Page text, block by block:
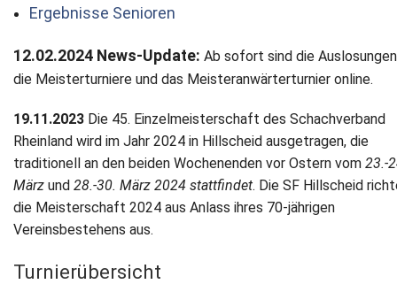
Ergebnisse Senioren
12.02.2024 News-Update: Ab sofort sind die
die Meisterturniere und das Meisteranwärterturnier online.
19.11.2023 Die 45. Einzelmeisterschaft des Schachverband
Rheinland wird im Jahr 2024 in Hillscheid ausgetragen, die
traditionell an den beiden Wochenenden vor Ostern vom 23.-
März und 28.-30. März 2024 stattfindet. Die SF Hillscheid
die Meisterschaft 2024 aus Anlass ihres 70-jährigen
Vereinsbestehens aus.
Turnierübersicht